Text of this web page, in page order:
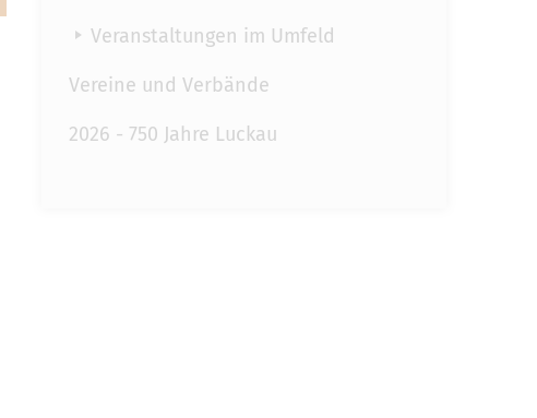
Veranstaltungen im Umfeld
Vereine und Verbände
2026 - 750 Jahre Luckau